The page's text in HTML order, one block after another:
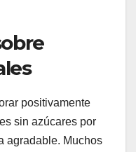
positivamente
sin azúcares por
agradable. Muchos